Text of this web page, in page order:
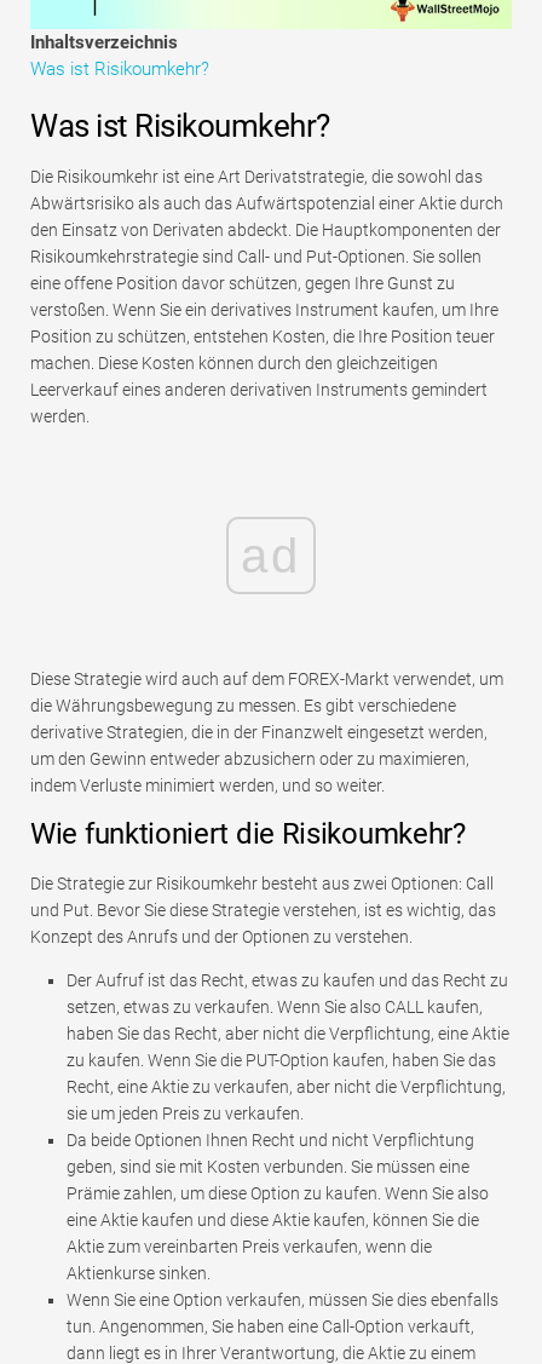
Tutorials zur Finanzmodellierung
Vollständige Form
Risikomanagement-Tutorials
Inhaltsverzeichnis
Was ist Risikoumkehr?
Was ist Risikoumkehr?
Die Risikoumkehr ist eine Art Derivatstrategie, die sowohl das
Abwärtsrisiko als auch das Aufwärtspotenzial einer Aktie durch
den Einsatz von Derivaten abdeckt. Die Hauptkomponenten der
Risikoumkehrstrategie sind Call- und Put-Optionen. Sie sollen
eine offene Position davor schützen, gegen Ihre Gunst zu
verstoßen. Wenn Sie ein derivatives Instrument kaufen, um Ihre
Position zu schützen, entstehen Kosten, die Ihre Position teuer
machen. Diese Kosten können durch den gleichzeitigen
Leerverkauf eines anderen derivativen Instruments gemindert
werden.
ad
Diese Strategie wird auch auf dem FOREX-Markt verwendet, um
die Währungsbewegung zu messen. Es gibt verschiedene
derivative Strategien, die in der Finanzwelt eingesetzt werden,
um den Gewinn entweder abzusichern oder zu maximieren,
indem Verluste minimiert werden, und so weiter.
Wie funktioniert die Risikoumkehr?
Die Strategie zur Risikoumkehr besteht aus zwei Optionen: Call
und Put. Bevor Sie diese Strategie verstehen, ist es wichtig, das
Konzept des Anrufs und der Optionen zu verstehen.
Der Aufruf ist das Recht, etwas zu kaufen und das Recht zu
setzen, etwas zu verkaufen. Wenn Sie also CALL kaufen,
haben Sie das Recht, aber nicht die Verpflichtung, eine Aktie
zu kaufen. Wenn Sie die PUT-Option kaufen, haben Sie das
Recht, eine Aktie zu verkaufen, aber nicht die Verpflichtung,
sie um jeden Preis zu verkaufen.
Da beide Optionen Ihnen Recht und nicht Verpflichtung
geben, sind sie mit Kosten verbunden. Sie müssen eine
Prämie zahlen, um diese Option zu kaufen. Wenn Sie also
eine Aktie kaufen und diese Aktie kaufen, können Sie die
Aktie zum vereinbarten Preis verkaufen, wenn die
Aktienkurse sinken.
Wenn Sie eine Option verkaufen, müssen Sie dies ebenfalls
tun. Angenommen, Sie haben eine Call-Option verkauft,
dann liegt es in Ihrer Verantwortung, die Aktie zu einem